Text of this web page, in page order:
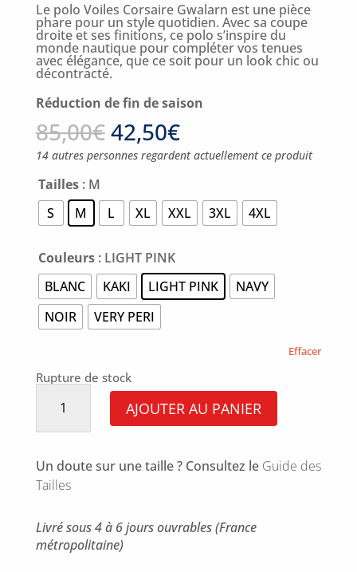
Le polo Voiles Corsaire Gwalarn est une pièce
phare pour un style quotidien. Avec sa coupe
droite et ses finitions, ce polo s’inspire du
monde nautique pour compléter vos tenues
avec élégance, que ce soit pour un look chic ou
décontracté.
Réduction de fin de saison
85,00€42,50€
14 autres personnes regardent actuellement ce produit
Tailles : M
S
M L XL XXL 3XL 4XL
Couleurs : LIGHT PINK
BLANC
KAKI LIGHT PINK
NAVY
NOIR
VERY PERI
Effacer
Rupture de stock
quantité
Gwalarn-
AJOUTER AU PANIER
Un doute sur une taille ? Consultez le Guide des
Tailles
Livré sous 4 à 6 jours ouvrables (France
métropolitaine)